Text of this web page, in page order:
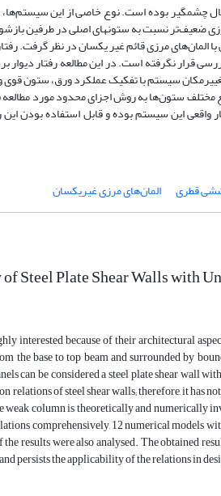
چشمگیر بوده‌ است. نوع خاصی از این
مرزی ضعیف‌تر نسبت به ستونهای اصلی در طرفین
مرزی قائم غیر یکسان در نظر گرفت.
قرار نگرفته است. در این مطالعه رفتار
سیستم با تفکیک عملکرد ورق، ستون
و مقاطع مختلف ستون‌ها به روش اجزای محدود مورد
این سیستم بوده و قابل استفاده بودن
قطری المان‌های مرزی غیریکسان
Steel Plate Shear Walls with
interested because of their architectural
the base to top beam and surrounded by
can be considered a steel plate shear wall
relations of steel shear walls; therefore, it
weak column is theoretically and
comprehensively, 12 numerical models
results were also analysed. The obtained
persists the applicability of the relations in